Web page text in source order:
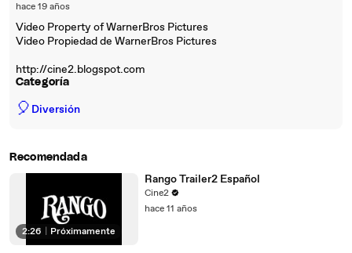
hace 19 años
Video Property of WarnerBros Pictures
Video Propiedad de WarnerBros Pictures
http://cine2.blogspot.com
Categoría
🎈 Diversión
Recomendada
2:26 Próximamente
Rango Trailer2 Español
Cine2
hace 11 años